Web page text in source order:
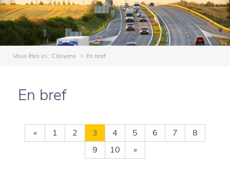
Vous êtes ici : Citoyens En bref
En bref
« 1 2 3 4 5 6 7
8
9
10 »